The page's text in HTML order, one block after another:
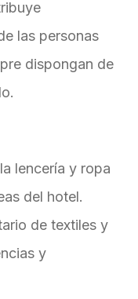
las personas
dispongan de
lencería y ropa
del hotel.
de textiles y
y